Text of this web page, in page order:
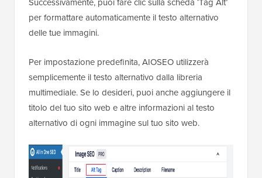
per formattare automaticamente il testo alternativo
delle tue immagini.
Per impostazione predefinita, AIOSEO utilizzerà
semplicemente il testo alternativo dalla libreria
multimediale. Se lo desideri, puoi anche aggiungere il
titolo del tuo sito web e altre informazioni al testo
alternativo di ogni immagine sul tuo sito web.